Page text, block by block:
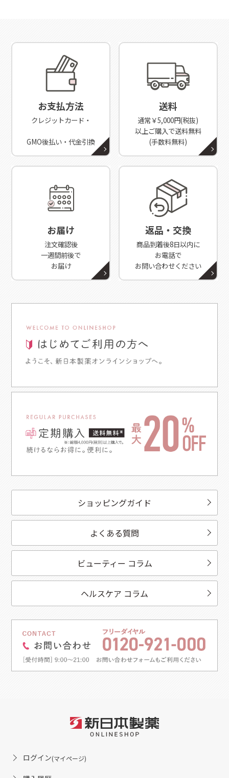
お支払方法
クレジットカード・
GMO後払い・代金引換
送料
通常￥5,000円(税抜)
以上ご購入で送料無料
(手数料無料)
お届け
注文確認後
一週間前後で
お届け
返品・交換
商品到着後8日以内に
お電話で
お問い合わせください
ショッピングガイド
よくある質問
ビューティー コラム
ヘルスケア コラム
ログイン(マイページ)